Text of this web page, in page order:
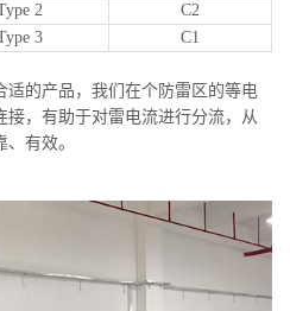
2
C2
3 C1
适的产品，我们在个防雷区的等电
，有助于对雷电流进行分流，从
有效。